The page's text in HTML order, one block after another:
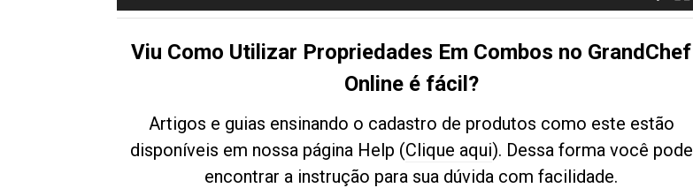
Viu Como Utilizar Propriedades Em Combos no GrandChef
Online é fácil?
Artigos e guias ensinando o cadastro de produtos como este estão
disponíveis em nossa página Help (Clique aqui). Dessa forma você pode
encontrar a instrução para sua dúvida com facilidade.